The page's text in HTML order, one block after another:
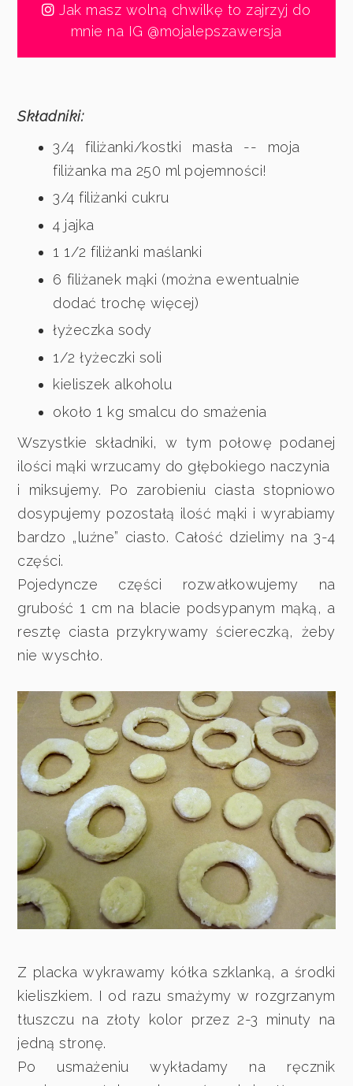
Jak masz wolną chwilkę to zajrzyj do
mnie na IG @mojalepszawersja
Składniki:
3/4 filiżanki/kostki masła -- moja
filiżanka ma 250 ml pojemności!
3/4 filiżanki cukru
4 jajka
1 1/2 filiżanki maślanki
6 filiżanek mąki (można ewentualnie
dodać trochę więcej)
łyżeczka sody
1/2 łyżeczki soli
kieliszek alkoholu
około 1 kg smalcu do smażenia
Wszystkie składniki, w tym połowę podanej
ilości mąki wrzucamy do głębokiego naczynia
i miksujemy. Po zarobieniu ciasta stopniowo
dosypujemy pozostałą ilość mąki i wyrabiamy
bardzo „luźne” ciasto. Całość dzielimy na 3-4
części.
Pojedyncze części rozwałkowujemy na
grubość 1 cm na blacie podsypanym mąką, a
resztę ciasta przykrywamy ściereczką, żeby
nie wyschło.
Z placka wykrawamy kółka szklanką, a środki
kieliszkiem. I od razu smażymy w rozgrzanym
tłuszczu na złoty kolor przez 2-3 minuty na
jedną stronę.
Po usmażeniu wykładamy na ręcznik